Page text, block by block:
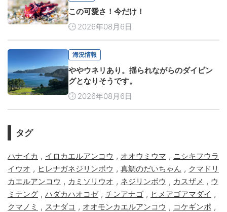
この可愛さ！今だけ！
2026年08月6日
海況情報
ややウネリあり。揺られながらのダイビン
グとなりそうです。
2026年08月6日
タグ
ハナイカ , イロカエルアンコウ , オオウミウマ , ニシキフウラ
イウオ , ヒレナガネジリンボウ , 真鯛のだいちゃん , クマドリ
カエルアンコウ , カミソリウオ , ネジリンボウ , カスザメ , ウ
ミテング , ハダカハオコゼ, チンアナゴ , ヒメアゴアマダイ ,
クマノミ , スナダコ , オオモンカエルアンコウ , コケギンポ ,